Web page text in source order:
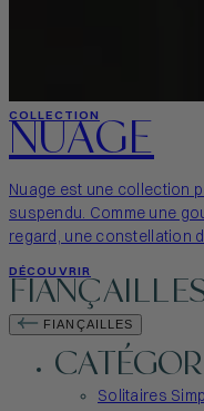
COLLECTION
NUAGE
Nuage est une collection
suspendu. Comme une
regard, une constellation
DÉCOUVRIR
FIANÇAILLES
Solitaires